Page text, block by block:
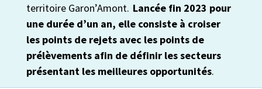
territoire Garon’Amont. Lancée fin 2023 pour
une durée d’un an, elle consiste à croiser
les points de rejets avec les points de
prélèvements afin de définir les secteurs
présentant les meilleures opportunités.